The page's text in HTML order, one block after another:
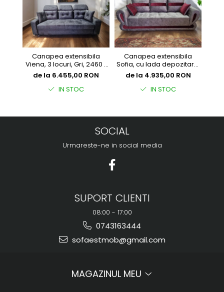
Canapea extensibila
Viena, 3 locuri, Gri, 2460 x
1000
de la 6.455,00 RON
IN STOC
Canapea extensibila
Sofia, cu lada depozitare,
2400 x 1000
de la 4.935,00 RON
IN STOC
SOCIAL
Urmareste-ne in social media
SUPORT CLIENTI
08:00 - 17:00
0743163444
sofaestmob@gmail.com
MAGAZINUL MEU